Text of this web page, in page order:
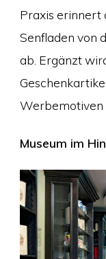
Praxis erinnert
Senfladen von
ab. Ergänzt
Werbemotiven
Museum im